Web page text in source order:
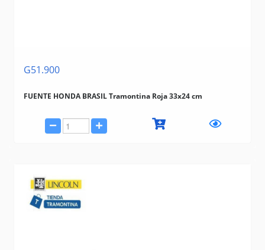
G51.900
FUENTE HONDA BRASIL Tramontina Roja 33x24 cm